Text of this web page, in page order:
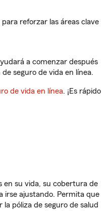
reforzar las áreas clave
a comenzar después
seguro de vida en línea.
de vida en línea. ¡Es rápido
en su vida, su cobertura de
irse ajustando. Permita que
póliza de seguro de salud